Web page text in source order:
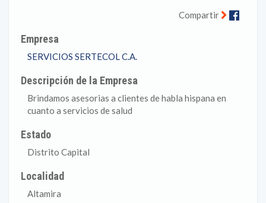
Compartir
Empresa
SERVICIOS SERTECOL C.A.
Descripción de la Empresa
Brindamos asesorias a clientes de habla hispana en
cuanto a servicios de salud
Estado
Distrito Capital
Localidad
Altamira